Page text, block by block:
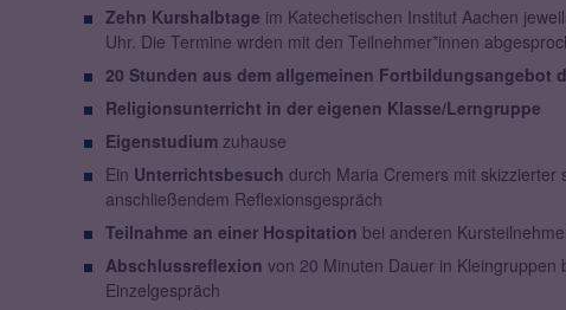
Zehn Kurshalbtage im Katechetischen Institut Aachen
Uhr. Die Termine wrden mit den Teilnehmer*innen
20 Stunden aus dem allgemeinen Fortbildungsangebot
Religionsunterricht in der eigenen Klasse/Lerngruppe
Eigenstudiumzuhause
Ein Unterrichtsbesuch durch Maria Cremers mit
anschließendem Reflexionsgespräch
Teilnahme an einer Hospitation bei anderen
Abschlussreflexion von 20 Minuten Dauer in Kleingruppen
Einzelgespräch